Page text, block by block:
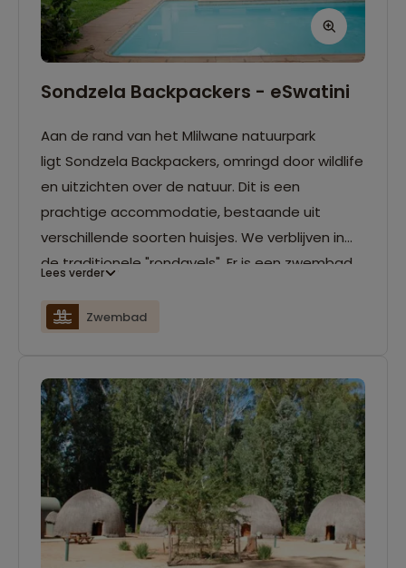
Sondzela Backpackers - eSwatini
Aan de rand van het Mlilwane natuurpark
ligt Sondzela Backpackers, omringd door wildlife
en uitzichten over de natuur. Dit is een
prachtige accommodatie, bestaande uit
verschillende soorten huisjes. We verblijven in
de traditionele "rondavels". Er is een zwembad
Lees verder
Zwembad